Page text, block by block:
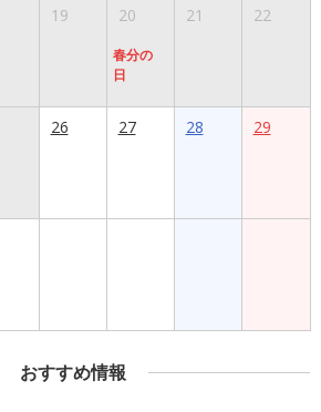
19 20
春分の
日
21 22
26 27 28 29
おすすめ情報